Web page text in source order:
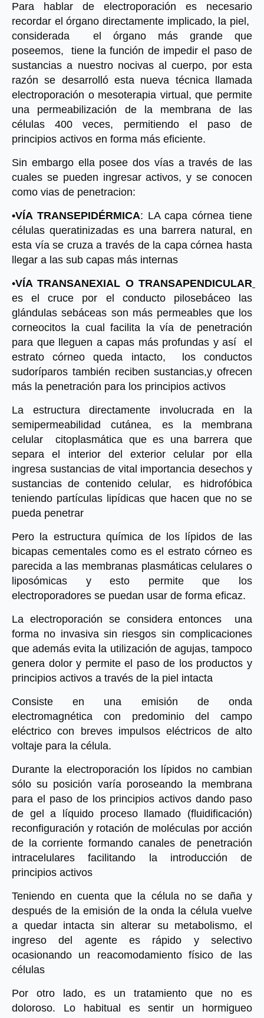
Para hablar de electroporación es necesario
recordar el órgano directamente implicado, la piel,
considerada  el órgano más grande que
poseemos,  tiene la función de impedir el paso de
sustancias a nuestro nocivas al cuerpo, por esta
razón se desarrolló esta nueva técnica llamada
electroporación o mesoterapia virtual, que permite
una permeabilización de la membrana de las
células 400 veces, permitiendo el paso de
principios activos en forma más eficiente.
Sin embargo ella posee dos vías a través de las
cuales se pueden ingresar activos, y se conocen
como vias de penetracion:
•VÍA TRANSEPIDÉRMICA: LA capa córnea tiene
células queratinizadas es una barrera natural, en
esta vía se cruza a través de la capa córnea hasta
llegar a las sub capas más internas
•VÍA TRANSANEXIAL O TRANSAPENDICULAR
es el cruce por el conducto pilosebáceo las
glándulas sebáceas son más permeables que los
corneocitos la cual facilita la vía de penetración
para que lleguen a capas más profundas y así  el
estrato córneo queda intacto,  los conductos
sudoríparos también reciben sustancias,y ofrecen
más la penetración para los principios activos
La estructura directamente involucrada en la
semipermeabilidad cutánea, es la membrana
celular  citoplasmática que es una barrera que
separa el interior del exterior celular por ella
ingresa sustancias de vital importancia desechos y
sustancias de contenido celular,  es hidrofóbica
teniendo partículas lipídicas que hacen que no se
pueda penetrar
Pero la estructura química de los lípidos de las
bicapas cementales como es el estrato córneo es
parecida a las membranas plasmáticas celulares o
liposómicas y esto permite que los
electroporadores se puedan usar de forma eficaz.
La electroporación se considera entonces  una
forma no invasiva sin riesgos sin complicaciones
que además evita la utilización de agujas, tampoco
genera dolor y permite el paso de los productos y
principios activos a través de la piel intacta
Consiste en una emisión de onda
electromagnética con predominio del campo
eléctrico con breves impulsos eléctricos de alto
voltaje para la célula.
Durante la electroporación los lípidos no cambian
sólo su posición varía poroseando la membrana
para el paso de los principios activos dando paso
de gel a líquido proceso llamado (fluidificación)
reconfiguración y rotación de moléculas por acción
de la corriente formando canales de penetración
intracelulares facilitando la introducción de
principios activos
Teniendo en cuenta que la célula no se daña y
después de la emisión de la onda la célula vuelve
a quedar intacta sin alterar su metabolismo, el
ingreso del agente es rápido y selectivo
ocasionando un reacomodamiento físico de las
células
Por otro lado,
es un tratamiento que no es
doloroso. Lo habitual es sentir un hormigueo